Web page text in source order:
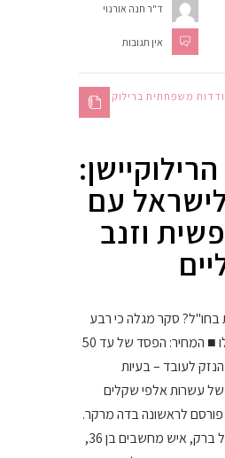
ד"ר חנה אורנוי
אין תגובות
משפחתית ברילוקיישן,
עם
וזנב
בחו"ל? סקר מגלה כי רבע
מהלוקיישנים נכשלו ■ המחיר: הפסד של עד 50
לעובד – בעיות
עשרות אלפי שקלים
פורסם לראשונה בדה מרקר.
לפני כשנתיים נתקל ברק, איש מחשבים בן 36,